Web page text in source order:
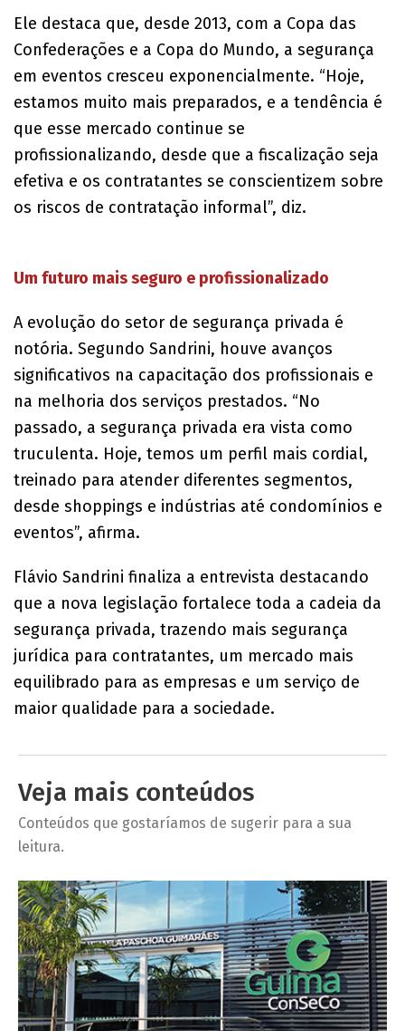
Ele destaca que, desde 2013, com a Copa das
Confederações e a Copa do Mundo, a segurança
em eventos cresceu exponencialmente. “Hoje,
estamos muito mais preparados, e a tendência é
que esse mercado continue se
profissionalizando, desde que a fiscalização seja
efetiva e os contratantes se conscientizem sobre
os riscos de contratação informal”, diz.
Um futuro mais seguro e profissionalizado
A evolução do setor de segurança privada é
notória. Segundo Sandrini, houve avanços
significativos na capacitação dos profissionais e
na melhoria dos serviços prestados. “No
passado, a segurança privada era vista como
truculenta. Hoje, temos um perfil mais cordial,
treinado para atender diferentes segmentos,
desde shoppings e indústrias até condomínios e
eventos”, afirma.
Flávio Sandrini finaliza a entrevista destacando
que a nova legislação fortalece toda a cadeia da
segurança privada, trazendo mais segurança
jurídica para contratantes, um mercado mais
equilibrado para as empresas e um serviço de
maior qualidade para a sociedade.
Veja mais conteúdos
Conteúdos que gostaríamos de sugerir para a sua
leitura.